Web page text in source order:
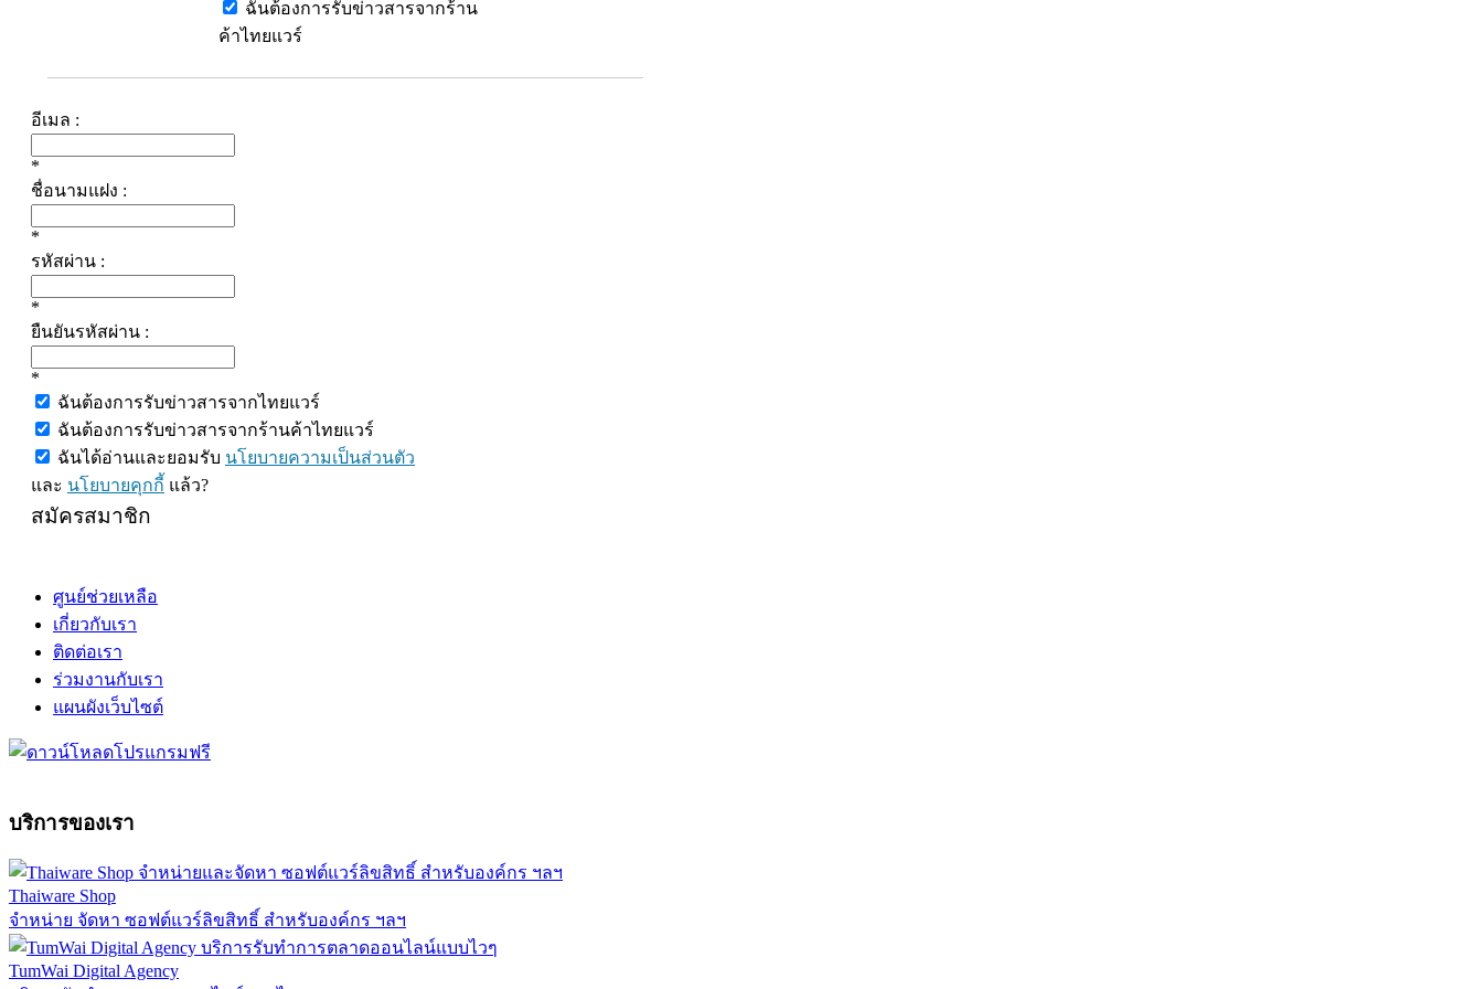
ฉันต้องการรับข่าวสารจากร้าน
ค้าไทยแวร์
อีเมล :
*
ชื่อนามแฝง :
*
รหัสผ่าน :
*
ยืนยันรหัสผ่าน :
*
ฉันต้องการรับข่าวสารจากไทยแวร์
ฉันต้องการรับข่าวสารจากร้านค้าไทยแวร์
ฉันได้อ่านและยอมรับ นโยบายความเป็นส่วนตัว
และ นโยบายคุกกี้ แล้ว?
สมัครสมาชิก
ศูนย์ช่วยเหลือ
เกี่ยวกับเรา
ติดต่อเรา
ร่วมงานกับเรา
แผนผังเว็บไซต์
บริการของเรา
Thaiware Shop
จำหน่าย จัดหา ซอฟต์แวร์ลิขสิทธิ์ สำหรับองค์กร ฯลฯ
TumWai Digital Agency